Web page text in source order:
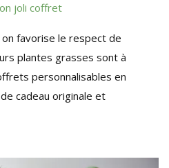
joli coffret
favorise le respect de
plantes grasses sont à
personnalisables en
cadeau originale et